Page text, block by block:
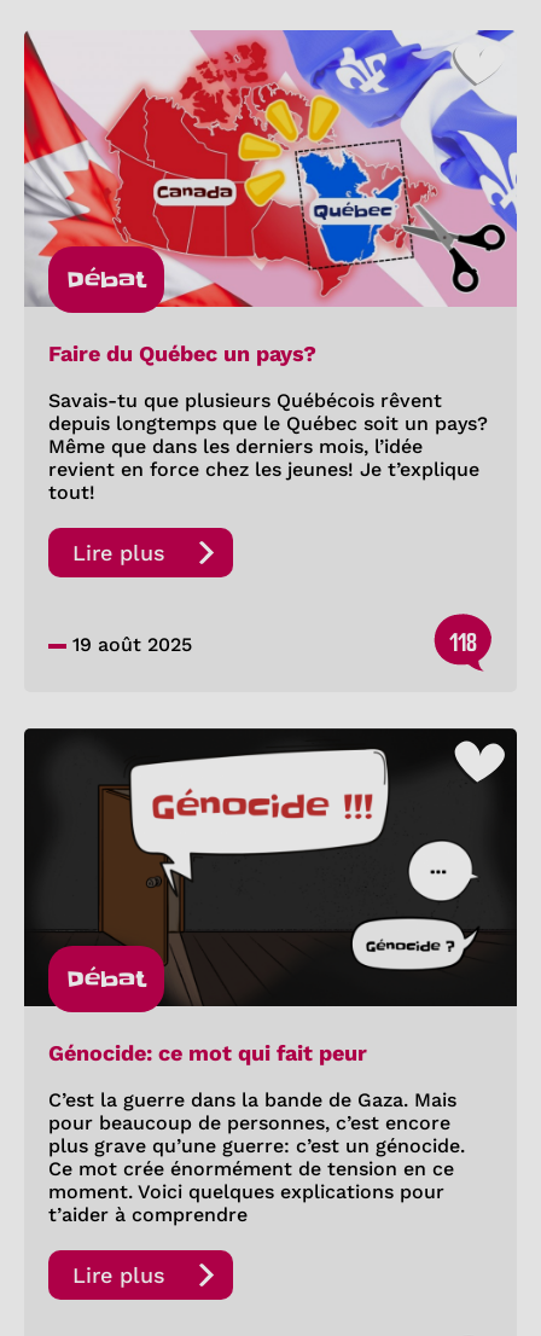
Débat
Faire du Québec un pays?
Savais-tu que plusieurs Québécois rêvent
depuis longtemps que le Québec soit un pays?
Même que dans les derniers mois, l’idée
revient en force chez les jeunes! Je t’explique
tout!
Lire plus
19 août 2025 118
Débat
Génocide: ce mot qui fait peur
C’est la guerre dans la bande de Gaza. Mais
pour beaucoup de personnes, c’est encore
plus grave qu’une guerre: c’est un génocide.
Ce mot crée énormément de tension en ce
moment. Voici quelques explications pour
t’aider à comprendre
Lire plus